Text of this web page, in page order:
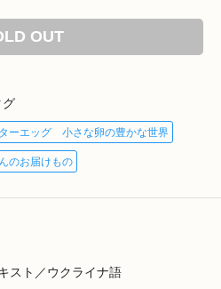
OUT
グ
ーエッグ 小さな卵の豊かな世界
のお届けもの
ト／ウクライナ語